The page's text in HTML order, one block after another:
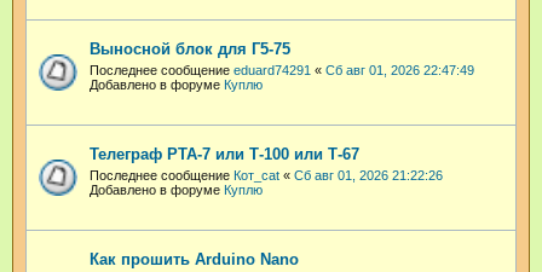
Выносной блок для Г5-75
Последнее сообщение eduard74291 « Сб авг 01, 2026 22:47:49
Добавлено в форуме Куплю
Телеграф РТА-7 или Т-100 или Т-67
Последнее сообщение Кот_cat « Сб авг 01, 2026 21:22:26
Добавлено в форуме Куплю
Как прошить Arduino Nano